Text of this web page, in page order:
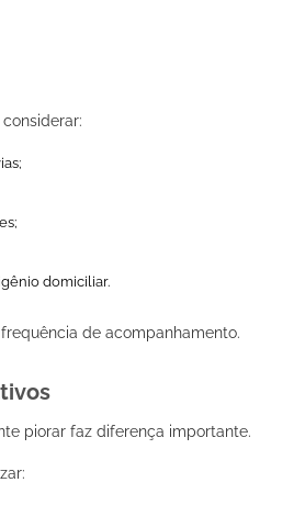
domiciliar.
de acompanhamento.
piorar faz diferença importante.